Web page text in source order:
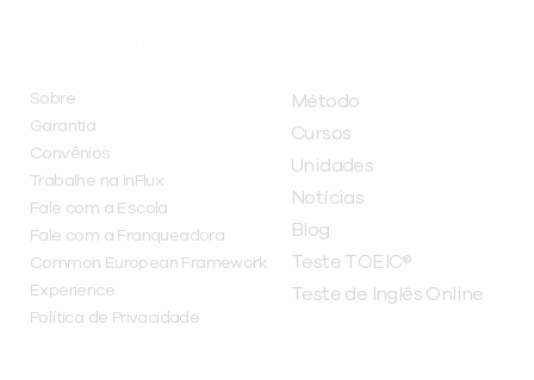
Sobre
Garantia
Convênios
Trabalhe na inFlux
Fale com a Escola
Fale com a Franqueadora
Common European Framework
Experience
Política de Privacidade
Método
Cursos
Unidades
Notícias
Blog
Teste TOEIC®
Teste de Inglês Online